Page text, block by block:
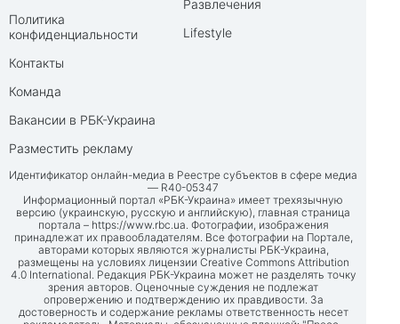
Политика
конфиденциальности
Контакты
Команда
Вакансии в РБК-Украина
Разместить рекламу
Развлечения
Lifestyle
Идентификатор онлайн-медиа в Реестре субъектов в сфере медиа
— R40-05347
Информационный портал «РБК-Украина» имеет трехязычную
версию (украинскую, русскую и английскую), главная страница
портала – https://www.rbc.ua. Фотографии, изображения
принадлежат их правообладателям. Все фотографии на Портале,
авторами которых являются журналисты РБК-Украина,
размещены на условиях лицензии Creative Commons Attribution
4.0 International. Редакция РБК-Украина может не разделять точку
зрения авторов. Оценочные суждения не подлежат
опровержению и подтверждению их правдивости. За
достоверность и содержание рекламы ответственность несет